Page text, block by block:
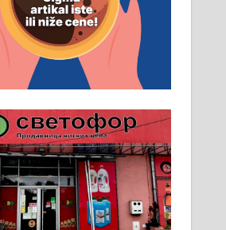
потребан возач са Б
064/02-85-511
два радника за рад на
За више
доћи лично на
у улици Максима
сваког радног дана од
063/465-045
све врсте димњака.